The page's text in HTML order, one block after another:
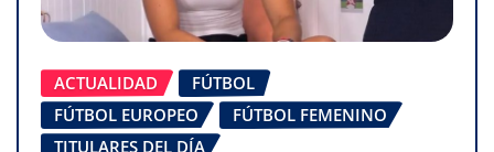
ACTUALIDAD
FÚTBOL
FÚTBOL EUROPEO
FÚTBOL FEMENINO
TITULARES DEL DÍA